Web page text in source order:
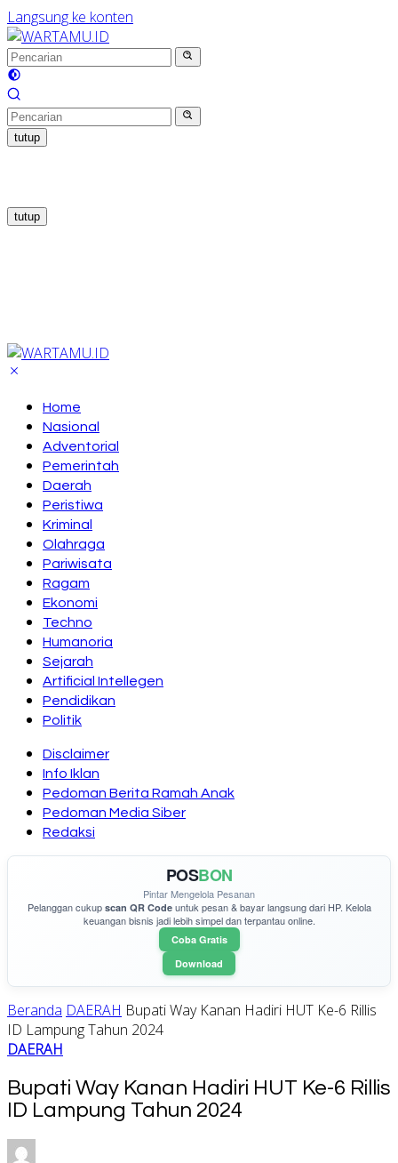
Langsung ke konten
tutup
tutup
Home
Nasional
Adventorial
Pemerintah
Daerah
Peristiwa
Kriminal
Olahraga
Pariwisata
Ragam
Ekonomi
Techno
Humanoria
Sejarah
Artificial Intellegen
Pendidikan
Politik
Disclaimer
Info Iklan
Pedoman Berita Ramah Anak
Pedoman Media Siber
Redaksi
POSBON
Pintar Mengelola Pesanan
Pelanggan cukup scan QR Codeuntuk pesan & bayar langsung dari HP. Kelola
keuangan bisnis jadi lebih simpel dan terpantau online.
Coba Gratis
Download
Beranda DAERAH Bupati Way Kanan Hadiri HUT Ke-6 Rillis
ID Lampung Tahun 2024
DAERAH
Bupati Way Kanan Hadiri HUT Ke-6 Rillis
ID Lampung Tahun 2024